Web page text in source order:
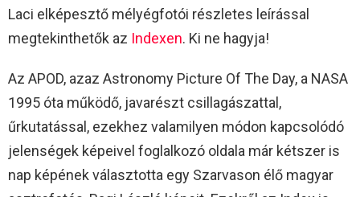
Laci elképesztő mélyégfotói részletes leírással
megtekinthetők az Indexen. Ki ne hagyja!
Az APOD, azaz Astronomy Picture Of The Day, a NASA
1995 óta működő, javarészt csillagászattal,
űrkutatással, ezekhez valamilyen módon kapcsolódó
jelenségek képeivel foglalkozó oldala már kétszer is
nap képének választotta egy Szarvason élő magyar